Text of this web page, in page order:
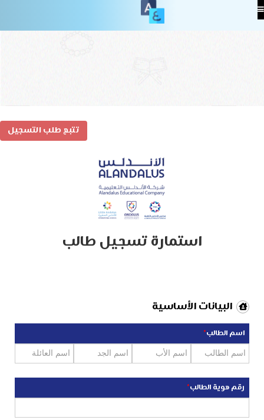
تتبع طلب التسجيل
استمارة تسجيل طالب
البيانات الأساسية
اسم الطالب*
رقم هوية الطالب*